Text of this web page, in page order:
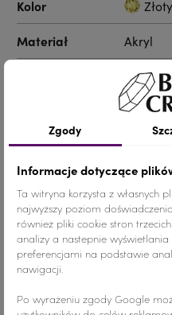
Kolor Złoty
Materiał Akryl
30 sztuk
nr.
Udostępnij
UdostępnijTweetujPinterest
Zgody
Informacje dotyczące
Ta witryna korzysta z własnych
najwyższy poziom
również pliki cookie stron
analizy a nastepnie
preferencjami na podstawie
nawigacji.
Po wyrażeniu zgody Google